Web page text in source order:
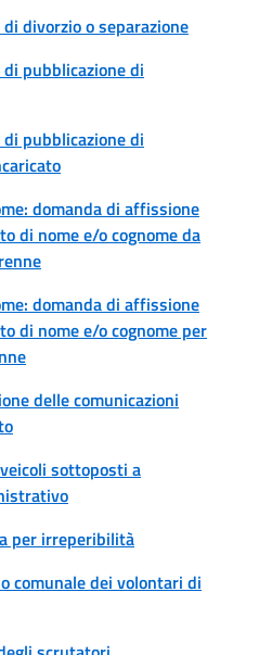
divorzio o separazione
pubblicazione di
pubblicazione di
domanda di affissione
di nome e/o cognome da
domanda di affissione
di nome e/o cognome per
delle comunicazioni
sottoposti a
per irreperibilità
comunale dei volontari di